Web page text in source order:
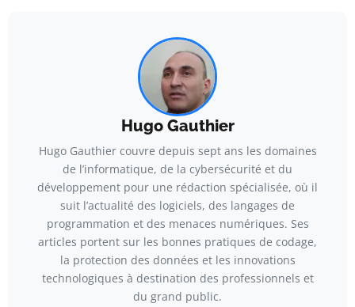
Hugo Gauthier
Hugo Gauthier couvre depuis sept ans les domaines
de l’informatique, de la cybersécurité et du
développement pour une rédaction spécialisée, où il
suit l’actualité des logiciels, des langages de
programmation et des menaces numériques. Ses
articles portent sur les bonnes pratiques de codage,
la protection des données et les innovations
technologiques à destination des professionnels et
du grand public.